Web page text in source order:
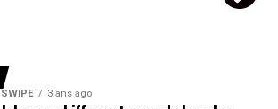
SWIPE 3 ans ago